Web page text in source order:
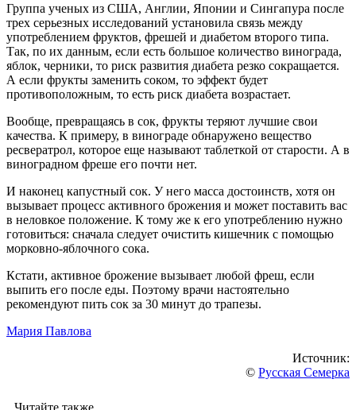
Группа ученых из США, Англии, Японии и Сингапура после
трех серьезных исследований установила связь между
употреблением фруктов, фрешей и диабетом второго типа.
Так, по их данным, если есть большое количество винограда,
яблок, черники, то риск развития диабета резко сокращается.
А если фрукты заменить соком, то эффект будет
противоположным, то есть риск диабета возрастает.
Вообще, превращаясь в сок, фрукты теряют лучшие свои
качества. К примеру, в винограде обнаружено вещество
ресвератрол, которое еще называют таблеткой от старости. А в
виноградном фреше его почти нет.
И наконец капустный сок. У него масса достоинств, хотя он
вызывает процесс активного брожения и может поставить вас
в неловкое положение. К тому же к его употреблению нужно
готовиться: сначала следует очистить кишечник с помощью
морковно-яблочного сока.
Кстати, активное брожение вызывает любой фреш, если
выпить его после еды. Поэтому врачи настоятельно
рекомендуют пить сок за 30 минут до трапезы.
Мария Павлова
Источник:
© Русская Семерка
Читайте также